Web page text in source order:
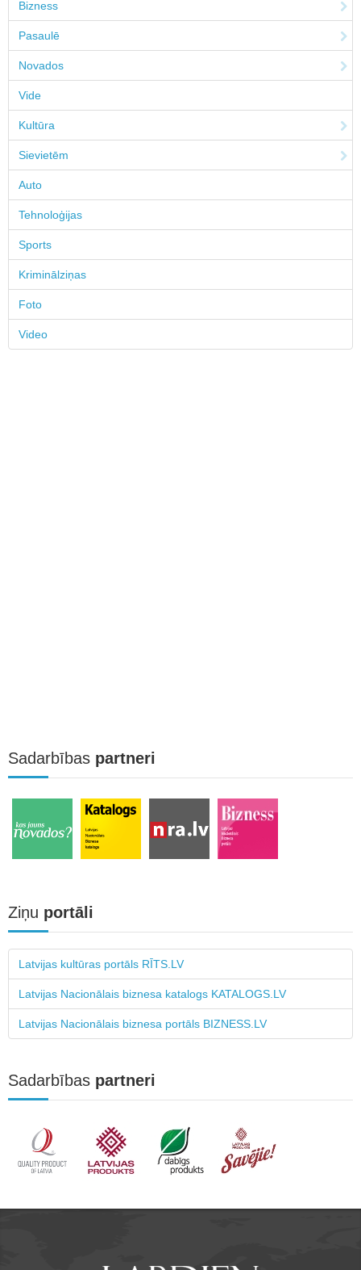
Bizness
Pasaulē
Novados
Vide
Kultūra
Sievietēm
Auto
Tehnoloģijas
Sports
Kriminālziņas
Foto
Video
Sadarbības partneri
Ziņu portāli
Latvijas kultūras portāls RĪTS.LV
Latvijas Nacionālais biznesa katalogs KATALOGS.LV
Latvijas Nacionālais biznesa portāls BIZNESS.LV
Sadarbības partneri